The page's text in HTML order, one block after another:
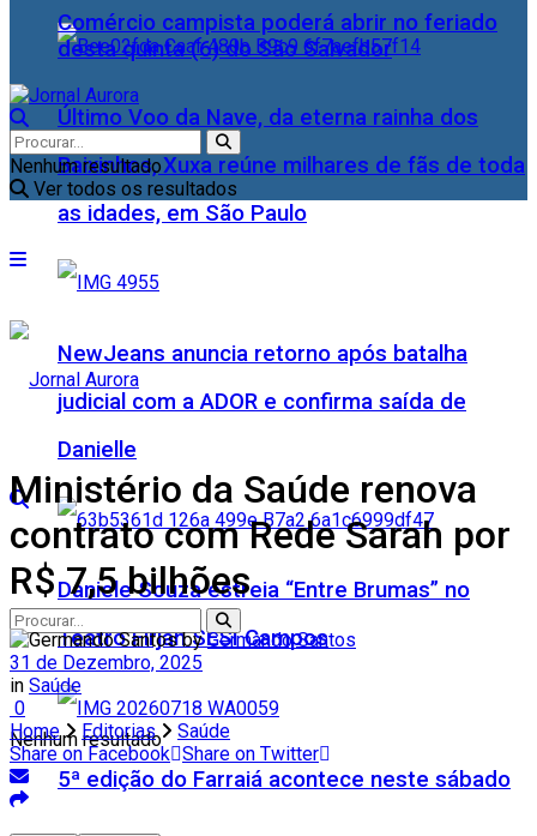
Último Voo da Nave, da eterna rainha dos
Baixinhos, Xuxa reúne milhares de fãs de toda
as idades, em São Paulo
NewJeans anuncia retorno após batalha
judicial com a ADOR e confirma saída de
Danielle
Daniele Souza estreia “Entre Brumas” no
Teatro Firjan SESI Campos
5ª edição do Farraiá acontece neste sábado
Comércio campista poderá abrir no feriado
desta quinta (6) do São Salvador
Nenhum resultado
Ver todos os resultados
Nenhum resultado
Ministério da Saúde renova
contrato com Rede Sarah por
R$ 7,5 bilhões
by Germando Santos
31 de Dezembro, 2025
in Saúde
0
Home
Editorias
Saúde
Share on Facebook Share on Twitter